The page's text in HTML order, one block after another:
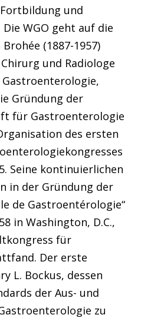
und
WGO geht auf die
(1887-1957)
und Radiologe
Gründung der
für Gastroenterologie
des ersten
Seine kontinuierlichen
in der Gründung der
de Gastroentérologie“
in Washington, D.C.,
für
Der erste
L. Bockus, dessen
der Aus- und
zu